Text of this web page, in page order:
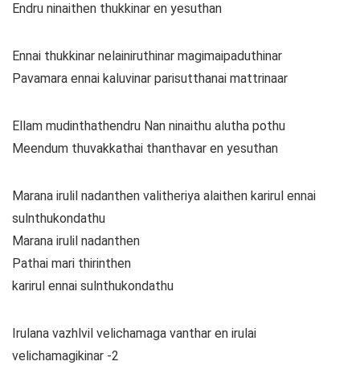
Endru ninaithen thukkinar en yesuthan
Ennai thukkinar nelainiruthinar magimaipaduthinar
Pavamara ennai kaluvinar parisutthanai mattrinaar
Ellam mudinthathendru Nan ninaithu alutha pothu
Meendum thuvakkathai thanthavar en yesuthan
Marana irulil nadanthen valitheriya alaithen karirul ennai
sulnthukondathu
Marana irulil nadanthen
Pathai mari thirinthen
karirul ennai sulnthukondathu
Irulana vazhlvil velichamaga vanthar en irulai
velichamagikinar -2